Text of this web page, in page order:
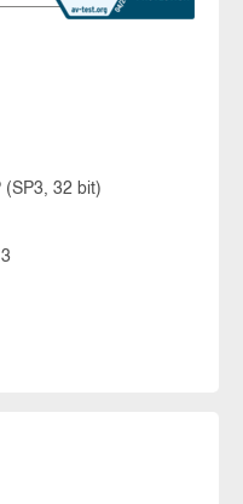
(SP3, 32 bit)